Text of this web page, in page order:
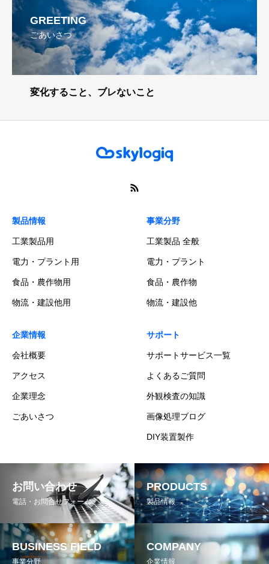
GREETING
ごあいさつ
変化すること、ブレないこと
製品情報
工業製品用
電力・プラント用
食品・農作物用
物流・建設他用
事業分野
工業製品 全般
電力・プラント
食品・農作物
物流・建設他
企業情報
会社概要
アクセス
企業理念
ごあいさつ
サポート
サポートサービス一覧
よくあるご質問
外観検査の知識
画像処理ブログ
DIY装置製作
お問い合わせ
電話・お問合せフォーム
PRODUCTS
製品情報
BUSINESS FIELD
事業分野
COMPANY
企業情報